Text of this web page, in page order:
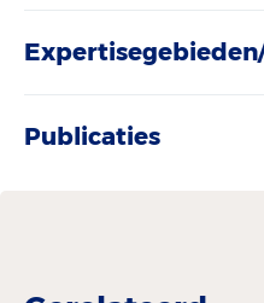
Publicaties